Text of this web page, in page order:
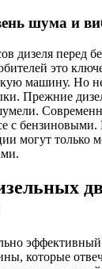
шума и
дизеля перед
это
машину. Но
Прежние
с бензиновыми.
могут только
которые